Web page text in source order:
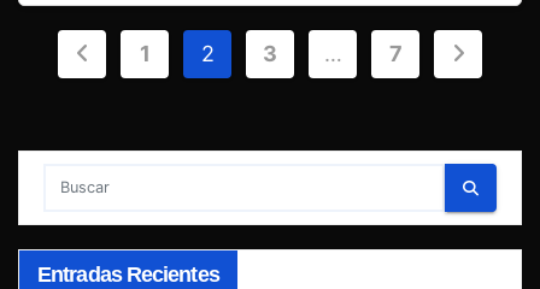
Paginación
entradas
1 2 3 … 7
Entradas Recientes